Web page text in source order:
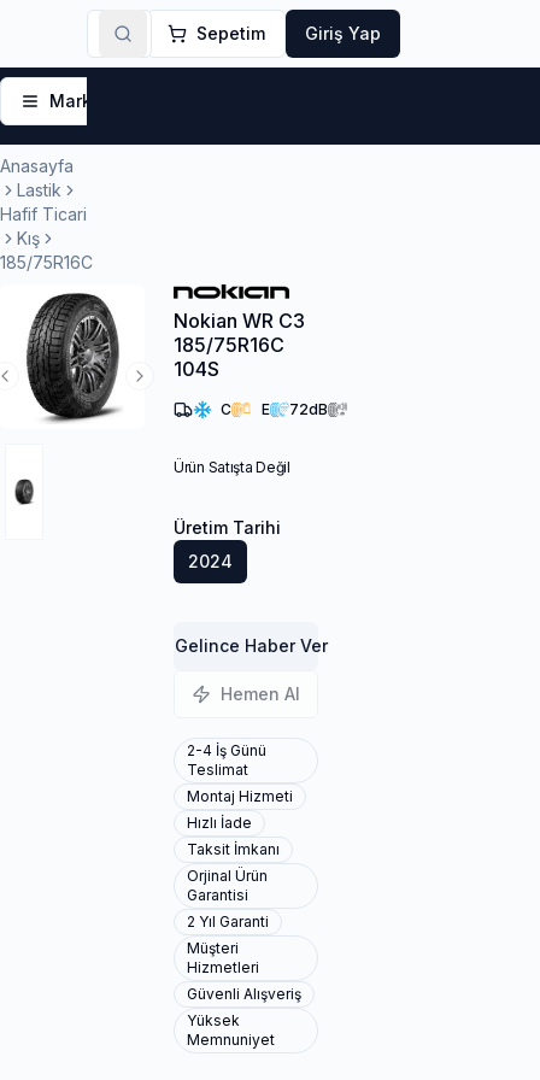
Sepetim Giriş Yap
Markalar
Anasayfa
Lastik
Hafif Ticari
Kış
185/75R16C
Next Slide
Previous Slide
Nokian WR C3
185/75R16C
104S
C E 72dB
Ürün Satışta Değil
Üretim Tarihi
2024
Gelince Haber Ver
Hemen Al
2-4 İş Günü
Teslimat
Montaj Hizmeti
Hızlı İade
Taksit İmkanı
Orjinal Ürün
Garantisi
2 Yıl Garanti
Müşteri
Hizmetleri
Güvenli Alışveriş
Yüksek
Memnuniyet